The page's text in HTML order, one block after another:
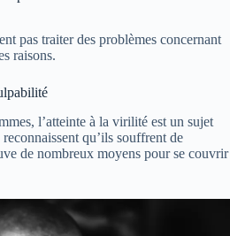
pas traiter des problèmes concernant
raisons.
l’atteinte à la virilité est un sujet
qu’ils souffrent de
de nombreux moyens pour se couvrir